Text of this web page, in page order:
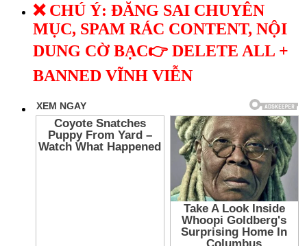
❌ CHÚ Ý: ĐĂNG SAI CHUYÊN
MỤC, SPAM RÁC CONTENT, NỘI
DUNG CỜ BẠC👉 DELETE ALL +
BANNED VĨNH VIỄN